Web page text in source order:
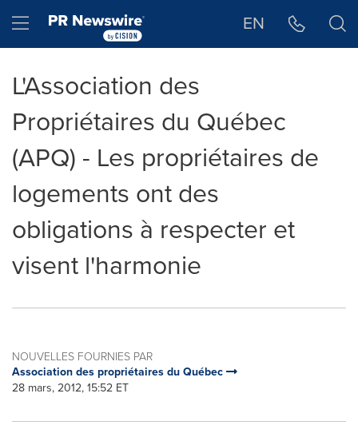
Hamburger menu EN
L'Association des
Propriétaires du Québec
(APQ) - Les propriétaires de
logements ont des
obligations à respecter et
visent l'harmonie
NOUVELLES FOURNIES PAR
Association des propriétaires du Québec
28 mars, 2012, 15:52 ET